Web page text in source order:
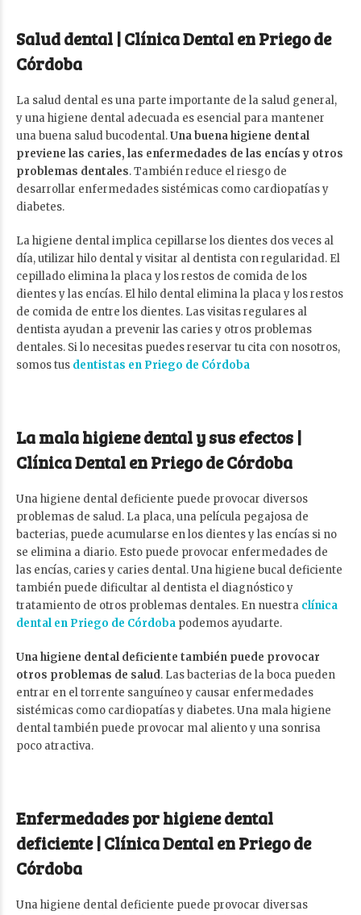
Salud dental | Clínica Dental en Priego de
Córdoba
La salud dental es una parte importante de la salud general,
y una higiene dental adecuada es esencial para mantener
una buena salud bucodental.Una buena higiene dental
previene las caries, las enfermedades de las encías y otros
problemas dentales. También reduce el riesgo de
desarrollar enfermedades sistémicas como cardiopatías y
diabetes.
La higiene dental implica cepillarse los dientes dos veces al
día, utilizar hilo dental y visitar al dentista con regularidad. El
cepillado elimina la placa y los restos de comida de los
dientes y las encías. El hilo dental elimina la placa y los restos
de comida de entre los dientes. Las visitas regulares al
dentista ayudan a prevenir las caries y otros problemas
dentales. Si lo necesitas puedes reservar tu cita con nosotros,
somos tus dentistas en Priego de Córdoba
La mala higiene dental y sus efectos |
Clínica Dental en Priego de Córdoba
Una higiene dental deficiente puede provocar diversos
problemas de salud. La placa, una película pegajosa de
bacterias, puede acumularse en los dientes y las encías si no
se elimina a diario. Esto puede provocar enfermedades de
las encías, caries y caries dental. Una higiene bucal deficiente
también puede dificultar al dentista el diagnóstico y
tratamiento de otros problemas dentales. En nuestra clínica
dental en Priego de Córdoba podemos ayudarte.
Una higiene dental deficiente también puede provocar
otros problemas de salud. Las bacterias de la boca pueden
entrar en el torrente sanguíneo y causar enfermedades
sistémicas como cardiopatías y diabetes. Una mala higiene
dental también puede provocar mal aliento y una sonrisa
poco atractiva.
Enfermedades por higiene dental
deficiente | Clínica Dental en Priego de
Córdoba
Una higiene dental deficiente puede provocar diversas